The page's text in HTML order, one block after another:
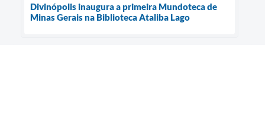
Divinópolis inaugura a primeira Mundoteca de
Minas Gerais na Biblioteca Ataliba Lago